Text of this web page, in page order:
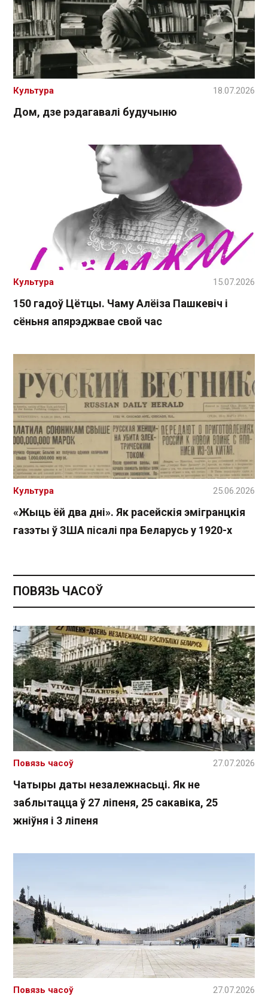
Дом, дзе рэдагавалі будучыню
Культура 18.07.2026
150 гадоў Цётцы. Чаму Алёіза Пашкевіч і
сёньня апярэджвае свой час
Культура 15.07.2026
«Жыць ёй два дні». Як расейскія эмігранцкія
газэты ў ЗША пісалі пра Беларусь у 1920-х
Культура 25.06.2026
ПОВЯЗЬ ЧАСОЎ
Чатыры даты незалежнасьці. Як не
заблытацца ў 27 ліпеня, 25 сакавіка, 25
жніўня і 3 ліпеня
Повязь часоў 27.07.2026
Повязь часоў 27.07.2026